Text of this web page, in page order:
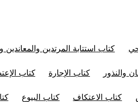
كتاب استتابة المرتدين والمعاندين
والنذور كتاب الإجارة كتاب
كتاب الاعتكاف كتاب البيوع